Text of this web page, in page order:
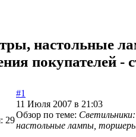
настольные
покупателей -
29
#1
11 Июля 2007 в 21:03
Обзор по теме:
настольные лампы,